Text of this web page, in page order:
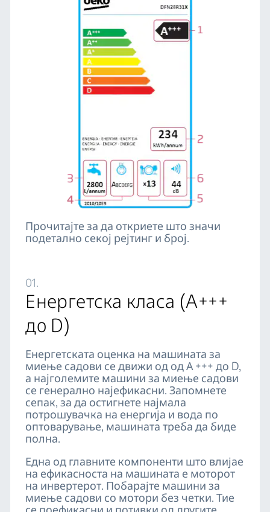
Прочитајте за да откриете што значи
подетално секој рејтинг и број.
01.
Енергетска класа (A+++
дo D)
Енергетската оценка на машината за
миење садови се движи од од А +++ до D,
а најголемите машини за миење садови
се генерално најефикасни. Запомнете
сепак, за да остигнете најмала
потрошувачка на енергија и вода по
оптоварување, машината треба да биде
полна.
Една од главните компоненти што влијае
на ефикасноста на машината е моторот
на инвертерот. Побарајте машини за
миење садови со мотори без четки. Тие